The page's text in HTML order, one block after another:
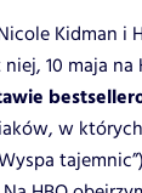
Kidman i
10 maja
w